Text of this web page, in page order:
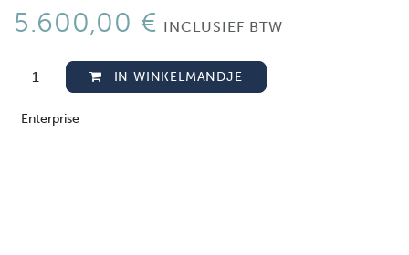
5.600,00 € INCLUSIEF BTW
IN WINKELMANDJE
Enterprise